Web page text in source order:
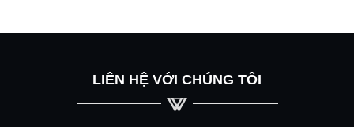
LIÊN HỆ VỚI CHÚNG TÔI